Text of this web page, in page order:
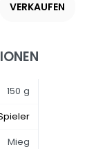
VERKAUFEN
150 g
Mieg